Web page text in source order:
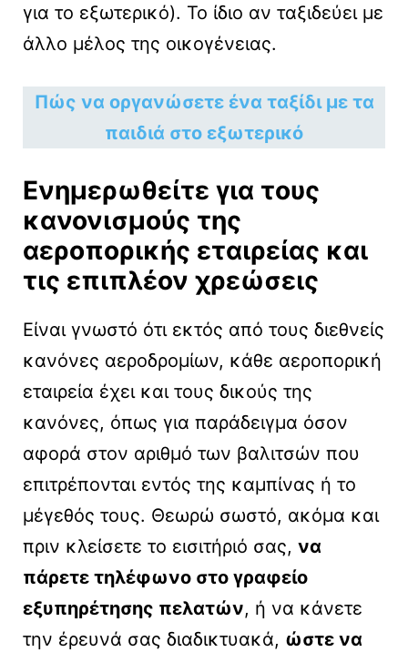
για το εξωτερικό). Το ίδιο αν ταξιδεύει με
άλλο μέλος της οικογένειας.
Πώς να οργανώσετε ένα ταξίδι με τα
παιδιά στο εξωτερικό
Ενημερωθείτε για τους
κανονισμούς της
αεροπορικής εταιρείας και
τις επιπλέον χρεώσεις
Είναι γνωστό ότι εκτός από τους διεθνείς
κανόνες αεροδρομίων, κάθε αεροπορική
εταιρεία έχει και τους δικούς της
κανόνες, όπως για παράδειγμα όσον
αφορά στον αριθμό των βαλιτσών που
επιτρέπονται εντός της καμπίνας ή το
μέγεθός τους. Θεωρώ σωστό, ακόμα και
πριν κλείσετε το εισιτήριό σας, να
πάρετε τηλέφωνο στο γραφείο
εξυπηρέτησης πελατών, ή να κάνετε
την έρευνά σας διαδικτυακά, ώστε να